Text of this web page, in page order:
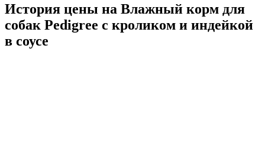
История цены на Влажный корм для
собак Pedigree с кроликом и индейкой
в соусе